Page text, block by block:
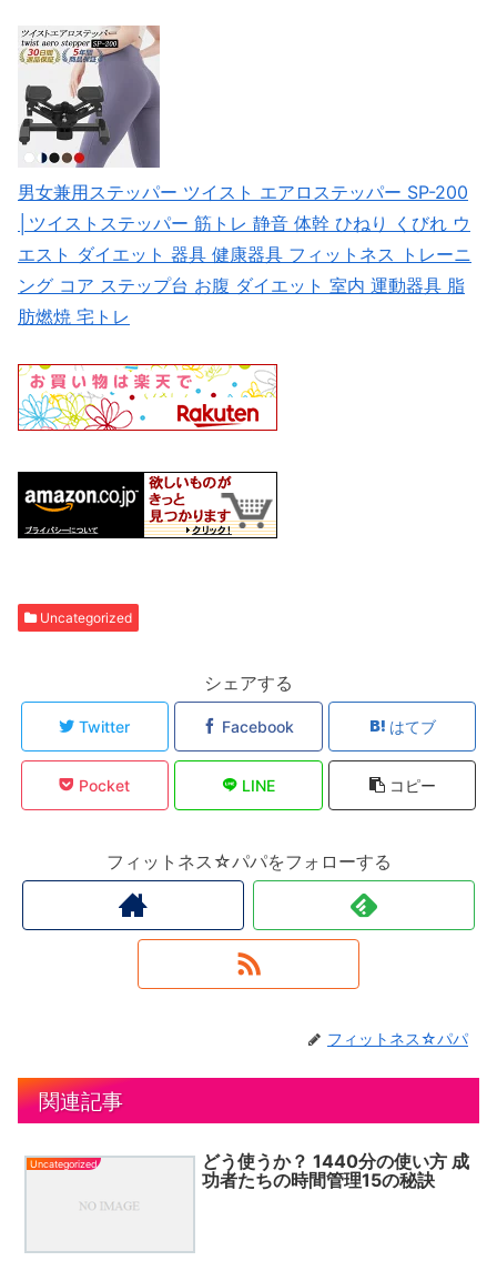
男女兼用ステッパー ツイスト エアロステッパー SP-200
│ツイストステッパー 筋トレ 静音 体幹 ひねり くびれ ウ
エスト ダイエット 器具 健康器具 フィットネス トレーニ
ング コア ステップ台 お腹 ダイエット 室内 運動器具 脂
肪燃焼 宅トレ
Uncategorized
シェアする
Twitter Facebook はてブ
Pocket LINE コピー
フィットネス☆パパをフォローする
フィットネス☆パパ
関連記事
Uncategorized
どう使うか？ 1440分の使い方 成
功者たちの時間管理15の秘訣